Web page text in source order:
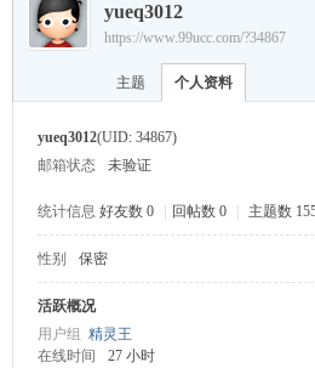
›
yueq3012
https://www.99ucc.com/?34867
主题 个人资料
yueq3012(UID: 34867)
邮箱状态
未验证
统计信息 好友数 0 回帖数 0 主题数
性别 保密
活跃概况
用户组 精灵王
在线时间
27 小时